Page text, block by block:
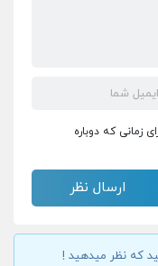
زمانی که دوباره
که نظر میدهید !